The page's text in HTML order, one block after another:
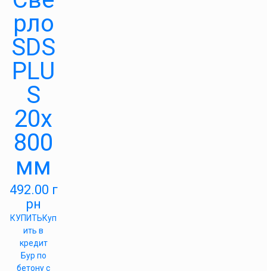
рло
SDS
PLU
S
20х
800
мм
492.00 г
рн
КУПИТЬКуп
ить в
кредит
Бур по
бетону с